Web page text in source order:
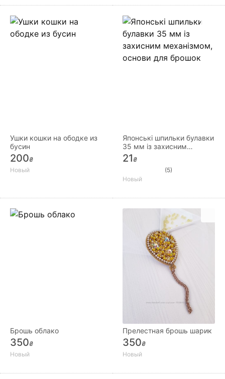
Ушки кошки на ободке из
бусин
200₴
Новый
Японські шпильки булавки
35 мм із захисним
механізмом, основи для
брошок
21₴
(5)
Новый
Брошь облако
350₴
Новый
Прелестная брошь шарик
350₴
Новый